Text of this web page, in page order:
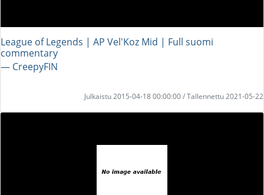
League of Legends | AP Vel'Koz Mid | Full suomi
commentary
― CreepyFIN
Julkaistu 2015-04-18 00:00:00 / Tallennettu 2021-05-22